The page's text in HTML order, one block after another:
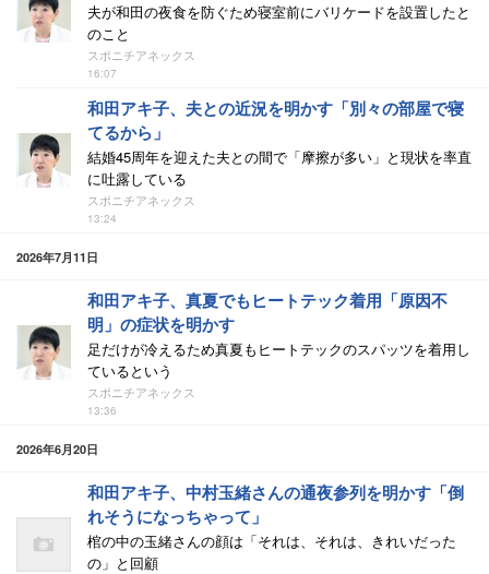
夫が和田の夜食を防ぐため寝室前にバリケードを設置したと
のこと
スポニチアネックス
16:07
和田アキ子、夫との近況を明かす「別々の部屋で寝
てるから」
結婚45周年を迎えた夫との間で「摩擦が多い」と現状を率直
に吐露している
スポニチアネックス
13:24
2026年7月11日
和田アキ子、真夏でもヒートテック着用「原因不
明」の症状を明かす
足だけが冷えるため真夏もヒートテックのスパッツを着用し
ているという
スポニチアネックス
13:36
2026年6月20日
和田アキ子、中村玉緒さんの通夜参列を明かす「倒
れそうになっちゃって」
棺の中の玉緒さんの顔は「それは、それは、きれいだった
の」と回顧